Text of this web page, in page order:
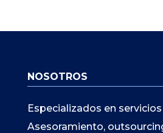
NOSOTROS
Especializados en
Asesoramiento,